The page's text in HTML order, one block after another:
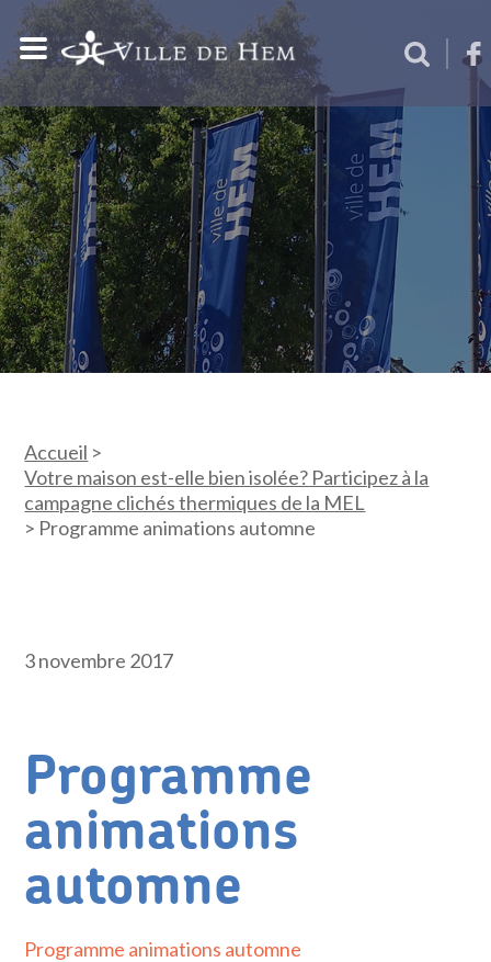
Accueil >
Votre maison est-elle bien isolée? Participez à la
campagne clichés thermiques de la MEL
> Programme animations automne
3 novembre 2017
Programme
animations
automne
Programme animations automne